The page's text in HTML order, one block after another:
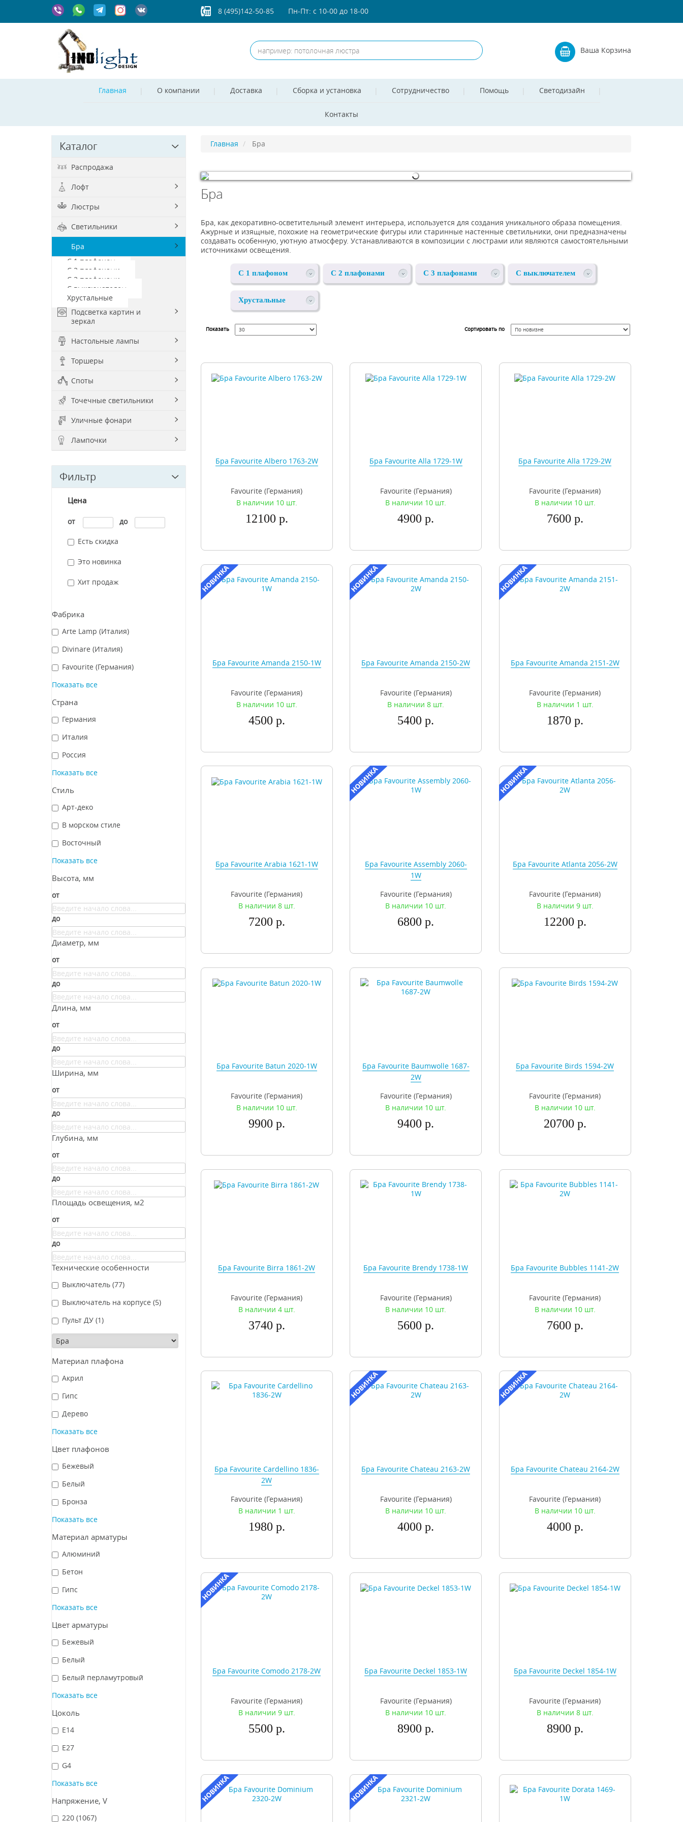
8 (495)142-50-85 Пн-Пт: с 10-00 до 18-00
Ваша Корзина
Главная О компании Доставка Сборка и установка Сотрудничество Помощь Светодизайн
Контакты
Каталог
Распродажа
Лофт
Люстры
Светильники
Бра
С 1 плафоном
С 2 плафонами
С 3 плафонами
С выключателем
Хрустальные
Подсветка картин и
зеркал
Настольные лампы
Торшеры
Споты
Точечные светильники
Уличные фонари
Лампочки
Фильтр
Цена
от до
Есть скидка
Это новинка
Хит продаж
Фабрика
Arte Lamp (Италия)
Divinare (Италия)
Favourite (Германия)
Показать все
Страна
Германия
Италия
Россия
Показать все
Стиль
Арт-деко
В морском стиле
Восточный
Показать все
Высота, мм
от
до
Диаметр, мм
от
до
Длина, мм
от
до
Ширина, мм
от
до
Глубина, мм
от
до
Площадь освещения, м2
от
до
Технические особенности
Выключатель (77)
Выключатель на корпусе (5)
Пульт ДУ (1)
Материал плафона
Акрил
Гипс
Дерево
Показать все
Цвет плафонов
Бежевый
Белый
Бронза
Показать все
Материал арматуры
Алюминий
Бетон
Гипс
Показать все
Цвет арматуры
Бежевый
Белый
Белый перламутровый
Показать все
Цоколь
E14
E27
G4
Показать все
Напряжение, V
220 (1067)
Главная Бра
© Free
Бра
Бра, как декоративно-осветительный элемент интерьера, используется для создания уникального образа помещения.
Ажурные и изящные, похожие на геометрические фигуры или старинные настенные светильники, они предназначены
создавать особенную, уютную атмосферу. Устанавливаются в композиции с люстрами или являются самостоятельными
источниками освещения.
С 1 плафоном С 2 плафонами С 3 плафонами С выключателем
Хрустальные
Показать Сортировать по
Бра Favourite Albero 1763-2W
Favourite (Германия)
В наличии 10 шт.
12100 р.
Бра Favourite Alla 1729-1W
Favourite (Германия)
В наличии 10 шт.
4900 р.
Бра Favourite Alla 1729-2W
Favourite (Германия)
В наличии 10 шт.
7600 р.
Бра Favourite Amanda 2150-1W
Favourite (Германия)
В наличии 10 шт.
4500 р.
Бра Favourite Amanda 2150-2W
Favourite (Германия)
В наличии 8 шт.
5400 р.
Бра Favourite Amanda 2151-2W
Favourite (Германия)
В наличии 1 шт.
1870 р.
Бра Favourite Arabia 1621-1W
Favourite (Германия)
В наличии 8 шт.
7200 р.
Бра Favourite Assembly 2060-
1W
Favourite (Германия)
В наличии 10 шт.
6800 р.
Бра Favourite Atlanta 2056-2W
Favourite (Германия)
В наличии 9 шт.
12200 р.
Бра Favourite Batun 2020-1W
Favourite (Германия)
В наличии 10 шт.
9900 р.
Бра Favourite Baumwolle 1687-
2W
Favourite (Германия)
В наличии 10 шт.
9400 р.
Бра Favourite Birds 1594-2W
Favourite (Германия)
В наличии 10 шт.
20700 р.
Бра Favourite Birra 1861-2W
Favourite (Германия)
В наличии 4 шт.
3740 р.
Бра Favourite Brendy 1738-1W
Favourite (Германия)
В наличии 10 шт.
5600 р.
Бра Favourite Bubbles 1141-2W
Favourite (Германия)
В наличии 10 шт.
7600 р.
Бра Favourite Cardellino 1836-
2W
Favourite (Германия)
В наличии 1 шт.
1980 р.
Бра Favourite Chateau 2163-2W
Favourite (Германия)
В наличии 10 шт.
4000 р.
Бра Favourite Chateau 2164-2W
Favourite (Германия)
В наличии 10 шт.
4000 р.
Бра Favourite Comodo 2178-2W
Favourite (Германия)
В наличии 9 шт.
5500 р.
Бра Favourite Deckel 1853-1W
Favourite (Германия)
В наличии 10 шт.
8900 р.
Бра Favourite Deckel 1854-1W
Favourite (Германия)
В наличии 8 шт.
8900 р.